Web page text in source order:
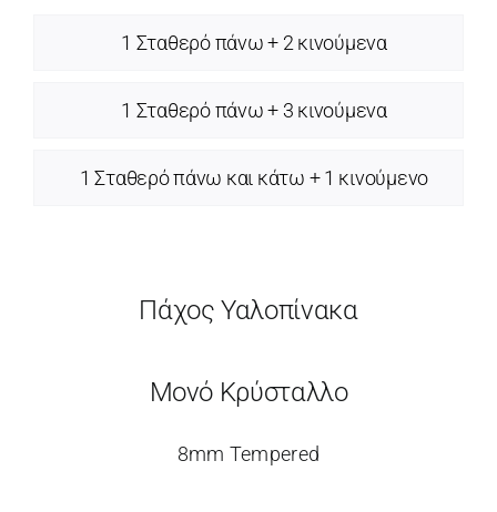
1 Σταθερό πάνω + 2 κινούμενα
1 Σταθερό πάνω + 3 κινούμενα
1 Σταθερό πάνω και κάτω + 1 κινούμενο
Πάχος Υαλοπίνακα
Μονό Κρύσταλλο
8mm Tempered